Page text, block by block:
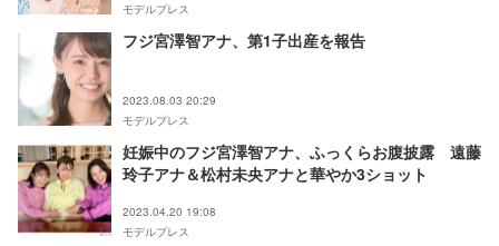
モデルプレス
フジ宮澤智アナ、第1子出産を報告
2023.08.03 20:29
モデルプレス
妊娠中のフジ宮澤智アナ、ふっくらお腹披露 遠藤
玲子アナ＆松村未央アナと華やか3ショット
2023.04.20 19:08
モデルプレス